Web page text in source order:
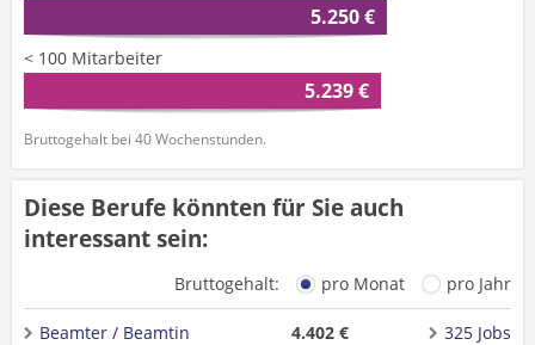
5.250 €
< 100 Mitarbeiter
5.239 €
Bruttogehalt bei 40 Wochenstunden.
Diese Berufe könnten für Sie auch
interessant sein:
Bruttogehalt: pro Monat pro Jahr
Beamter / Beamtin 4.402 € 325 Jobs